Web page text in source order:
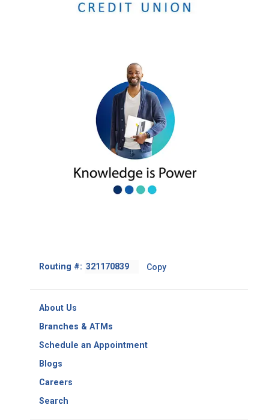
Routing #: Footer
Copy
About Us
Branches & ATMs
Schedule an Appointment
Blogs
Careers
Search